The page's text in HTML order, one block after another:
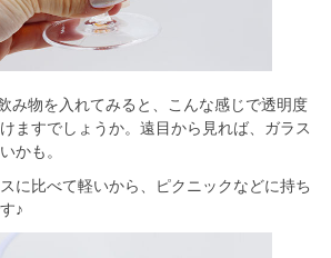
み物を入れてみると、こんな感じで透明度
ますでしょうか。遠目から見れば、ガラス
かも。
に比べて軽いから、ピクニックなどに持ち
♪